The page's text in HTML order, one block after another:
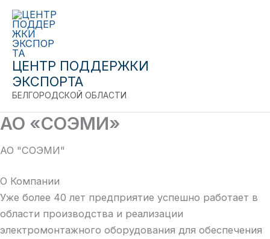
Перейти
содержимому
ЦЕНТР ПОДДЕРЖКИ
ЭКСПОРТА
БЕЛГОРОДСКОЙ ОБЛАСТИ
АО «СОЭМИ»
АО "СОЭМИ"
О Компании
Уже более 40 лет предприятие успешно работает в
области производства и реализации
электромонтажного оборудования для обеспечения